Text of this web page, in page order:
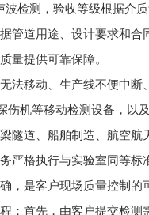
检测，验收等级根据介
管道用途、设计要求和
量提供可靠保障。
法移动、生产线不便中
机等移动检测设备，以
隧道、船舶制造、航空
严格执行与实验室同等
，是客户现场质量控制的
：首先，由客户提交检